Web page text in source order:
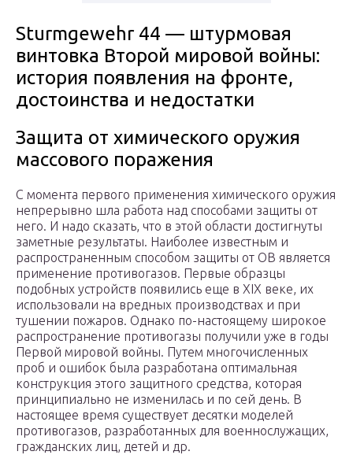
Sturmgewehr 44 — штурмовая
винтовка Второй мировой войны:
история появления на фронте,
достоинства и недостатки
Защита от химического оружия
массового поражения
С момента первого применения химического оружия
непрерывно шла работа над способами защиты от
него. И надо сказать, что в этой области достигнуты
заметные результаты. Наиболее известным и
распространенным способом защиты от ОВ является
применение противогазов. Первые образцы
подобных устройств появились еще в XIX веке, их
использовали на вредных производствах и при
тушении пожаров. Однако по-настоящему широкое
распространение противогазы получили уже в годы
Первой мировой войны. Путем многочисленных
проб и ошибок была разработана оптимальная
конструкция этого защитного средства, которая
принципиально не изменилась и по сей день. В
настоящее время существует десятки моделей
противогазов, разработанных для военнослужащих,
гражданских лиц, детей и др.